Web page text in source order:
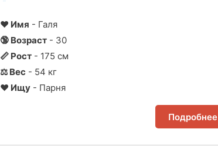
❤ Имя - Галя
🔞 Возраст - 30
📏 Рост - 175 см
⚖ Вес - 54 кг
❤ Ищу - Парня
Подробнее